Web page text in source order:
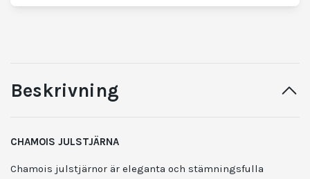
Beskrivning
CHAMOIS JULSTJÄRNA
Chamois julstjärnor är eleganta och stämningsfulla